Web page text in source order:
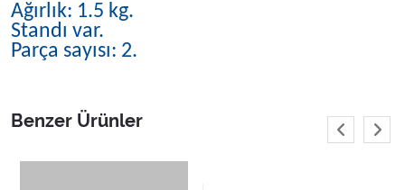
Ağırlık: 1.5 kg.
Standı var.
Parça sayısı: 2.
Benzer Ürünler